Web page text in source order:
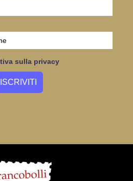
sulla privacy